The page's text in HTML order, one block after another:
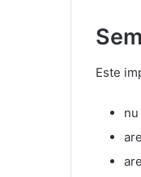
Este